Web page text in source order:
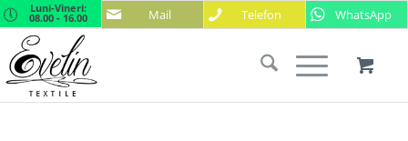
Mail Telefon WhatsApp
Luni-Vineri:
08.00 - 16.00